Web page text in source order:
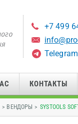
+7 499
Telegram
КОНТАКТЫ
> ВЕНДОРЫ > SYSTOOLS